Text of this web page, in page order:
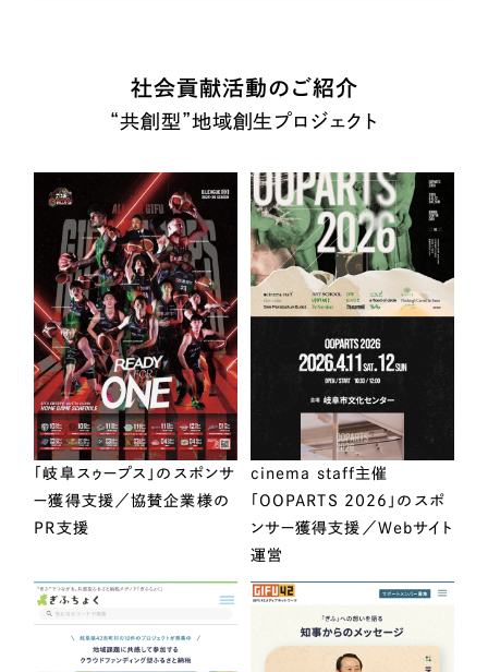
社会貢献活動のご紹介
“共創型”地域創生プロジェクト
「岐阜スゥープス」のスポンサ
ー獲得支援／協賛企業様の
PR支援
cinema staff主催
「OOPARTS 2026」のスポ
ンサー獲得支援／Webサイト
運営